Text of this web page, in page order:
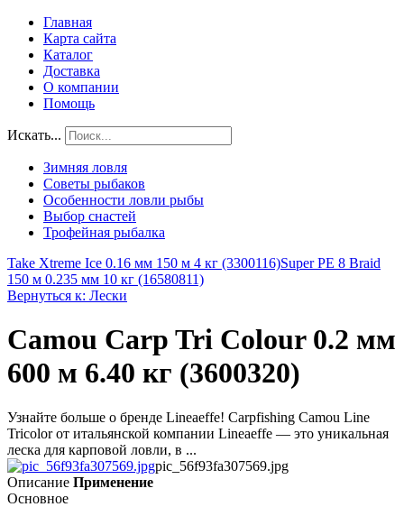
Главная
Карта сайта
Каталог
Доставка
О компании
Помощь
Искать...
Зимняя ловля
Советы рыбаков
Особенности ловли рыбы
Выбор снастей
Трофейная рыбалка
Take Xtreme Ice 0.16 мм 150 м 4 кг (3300116)Super PE 8 Braid
150 м 0.235 мм 10 кг (16580811)
Вернуться к: Лески
Camou Carp Tri Colour 0.2 мм
600 м 6.40 кг (3600320)
Узнайте больше о бренде Lineaeffe! Carpfishing Camou Line
Tricolor от итальянской компании Lineaeffe — это уникальная
леска для карповой ловли, в ...
pic_56f93fa307569.jpg
Описание Применение
Основное